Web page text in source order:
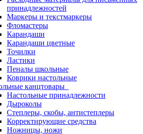
принадлежностей
Маркеры и текстмаркеры
Фломастеры
Карандаши
Карандаши цветные
Точилки
Ластики
Пеналы школьные
Коврики настольные
канцтовары
Настольные принадлежности
Дыроколы
Степлеры, скобы, антистеплеры
Корректирующие средства
Ножницы, ножи